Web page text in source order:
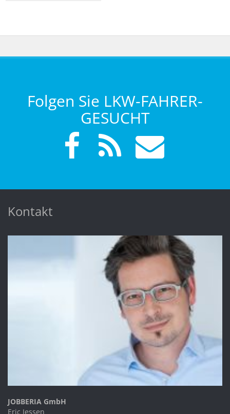
Folgen Sie LKW-FAHRER-
GESUCHT
Kontakt
JOBBERIA GmbH
Eric Jessen